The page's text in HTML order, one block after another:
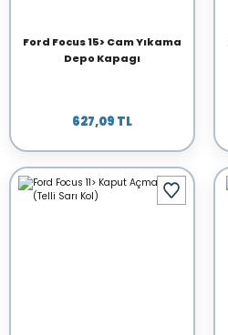
Ford Focus 15> Cam Yıkama
Depo Kapagı
627,09 TL